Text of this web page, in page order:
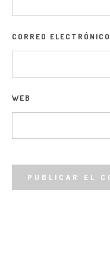
CORREO ELECTRÓNICO
WEB